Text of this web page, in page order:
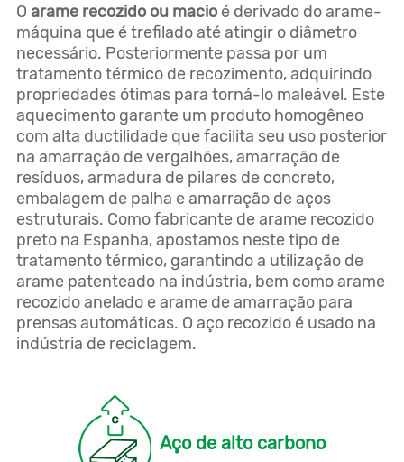
O arame recozido ou macio é derivado do arame-
máquina que é trefilado até atingir o diâmetro
necessário. Posteriormente passa por um
tratamento térmico de recozimento, adquirindo
propriedades ótimas para torná-lo maleável. Este
aquecimento garante um produto homogêneo
com alta ductilidade que facilita seu uso posterior
na amarração de vergalhões, amarração de
resíduos, armadura de pilares de concreto,
embalagem de palha e amarração de aços
estruturais. Como fabricante de arame recozido
preto na Espanha, apostamos neste tipo de
tratamento térmico, garantindo a utilização de
arame patenteado na indústria, bem como arame
recozido anelado e arame de amarração para
prensas automáticas. O aço recozido é usado na
indústria de reciclagem.
Aço de alto carbono